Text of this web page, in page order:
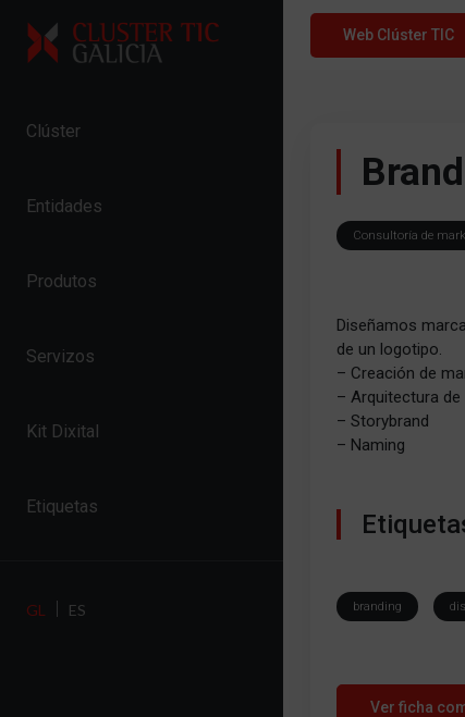
Skip to content
Clúster
Entidades
Produtos
Servizos
Kit Dixital
Etiquetas
GL ES
Web Clúster TIC
Consultoría de
Diseñamos
de un logotipo.
– Creación de
– Arquitectura de
– Storybrand
– Naming
branding
Ver ficha